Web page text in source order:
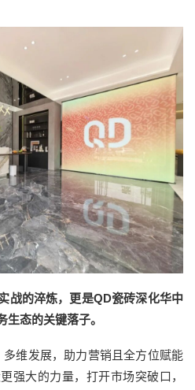
战的淬炼，更是QD瓷砖深化华中
态的关键落子。
维发展，助力营销且全方位赋能
强大的力量，打开市场突破口，